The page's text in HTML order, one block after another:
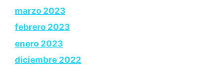
marzo 2023
febrero 2023
enero 2023
diciembre 2022